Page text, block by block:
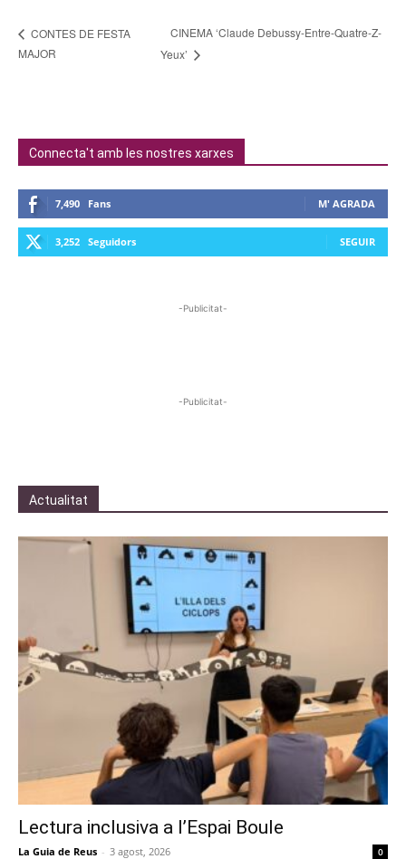
CONTES DE FESTA
MAJOR
CINEMA ‘Claude Debussy-Entre-Quatre-Z-
Yeux’
Connecta't amb les nostres xarxes
7,490 Fans M' AGRADA
3,252 Seguidors SEGUIR
-Publicitat-
-Publicitat-
Actualitat
Lectura inclusiva a l’Espai Boule
La Guia de Reus - 3 agost, 2026 0